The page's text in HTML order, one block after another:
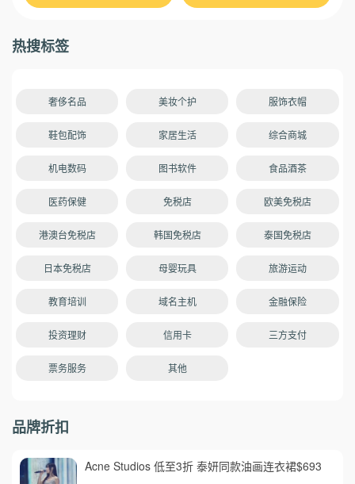
热搜标签
奢侈名品 美妆个护 服饰衣帽
鞋包配饰 家居生活 综合商城
机电数码 图书软件 食品酒茶
医药保健 免税店 欧美免税店
港澳台免税店 韩国免税店 泰国免税店
日本免税店 母婴玩具 旅游运动
教育培训 域名主机 金融保险
投资理财 信用卡 三方支付
票务服务 其他
品牌折扣
Acne Studios 低至3折 泰妍同款油画连衣裙$693